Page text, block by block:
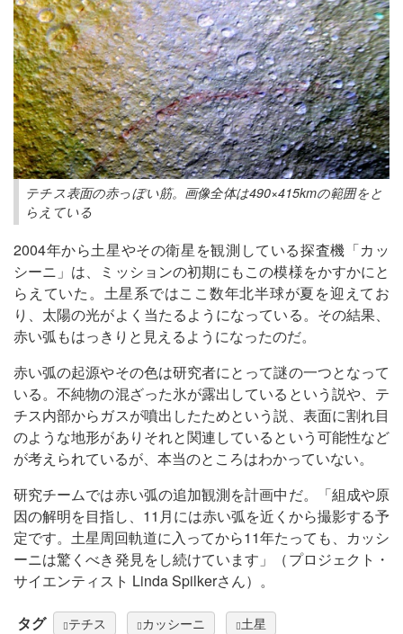
テチス表面の赤っぽい筋。画像全体は490×415kmの範囲をと
らえている
2004年から土星やその衛星を観測している探査機「カッ
シーニ」は、ミッションの初期にもこの模様をかすかにと
らえていた。土星系ではここ数年北半球が夏を迎えてお
り、太陽の光がよく当たるようになっている。その結果、
赤い弧もはっきりと見えるようになったのだ。
赤い弧の起源やその色は研究者にとって謎の一つとなって
いる。不純物の混ざった氷が露出しているという説や、テ
チス内部からガスが噴出したためという説、表面に割れ目
のような地形がありそれと関連しているという可能性など
が考えられているが、本当のところはわかっていない。
研究チームでは赤い弧の追加観測を計画中だ。「組成や原
因の解明を目指し、11月には赤い弧を近くから撮影する予
定です。土星周回軌道に入ってから11年たっても、カッシ
ーニは驚くべき発見をし続けています」（プロジェクト・
サイエンティスト Linda Spilkerさん）。
タグ テチス カッシーニ 土星